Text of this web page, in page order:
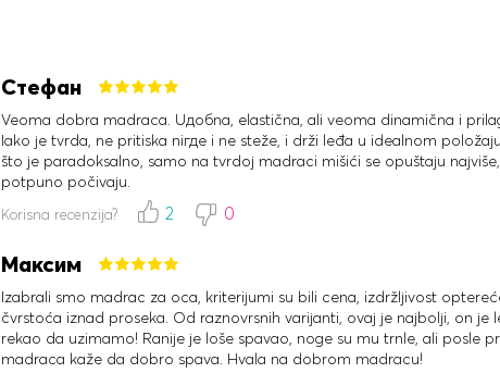
Стефан
Veoma dobra madraca. Uдобna, elastična, ali veoma dinamična i
Iako je tvrda, ne pritiska niгде i ne steže, i drži leđa u idealnom
što je paradoksalno, samo na tvrdој madraci mišići se opuštaju
potpuno počivaju.
Korisna recenzija? 2 0
Максим
Izabrali smo madrac za oca, kriterijumi su bili cena, izdržljivost
čvrstoća iznad proseka. Od raznovrsnih varijanti, ovaj je najbolji, on je
rekao da uzimamo! Ranije je loše spavao, noge su mu trnle, ali posle
madraca kaže da dobro spava. Hvala na dobrom madracu!